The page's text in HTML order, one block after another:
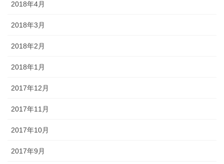
2018年4月
2018年3月
2018年2月
2018年1月
2017年12月
2017年11月
2017年10月
2017年9月